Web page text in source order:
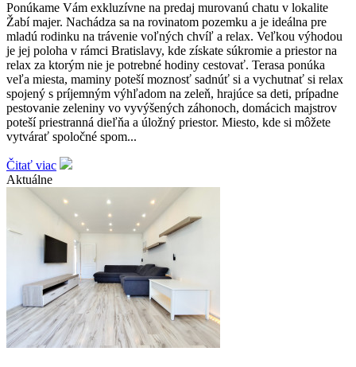
Ponúkame Vám exkluzívne na predaj murovanú chatu v lokalite
Žabí majer. Nachádza sa na rovinatom pozemku a je ideálna pre
mladú rodinku na trávenie voľných chvíľ a relax. Veľkou výhodou
je jej poloha v rámci Bratislavy, kde získate súkromie a priestor na
relax za ktorým nie je potrebné hodiny cestovať. Terasa ponúka
veľa miesta, maminy poteší moznosť sadnúť si a vychutnať si relax
spojený s príjemným výhľadom na zeleň, hrajúce sa deti, prípadne
pestovanie zeleniny vo vyvýšených záhonoch, domácich majstrov
poteší priestranná dieľňa a úložný priestor. Miesto, kde si môžete
vytvárať spoločné spom...
Čitať viac
Aktuálne